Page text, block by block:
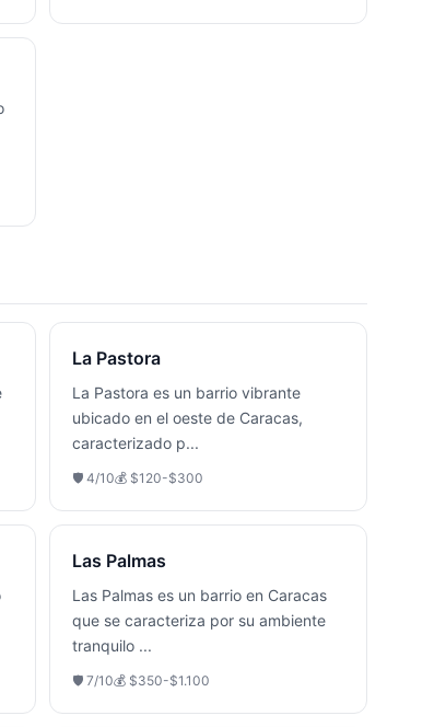
La Pastora
La Pastora es un barrio vibrante
ubicado en el oeste de Caracas,
caracterizado p...
🛡️ 4/10💰 $120-$300
Las Palmas
Las Palmas es un barrio en Caracas
que se caracteriza por su ambiente
tranquilo ...
🛡️ 7/10💰 $350-$1.100